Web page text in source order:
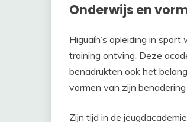
Onderwijs en
Higuaín’s opleiding in
training ontving. Deze
benadrukten ook het
vormen van zijn benadering
Zijn tijd in de